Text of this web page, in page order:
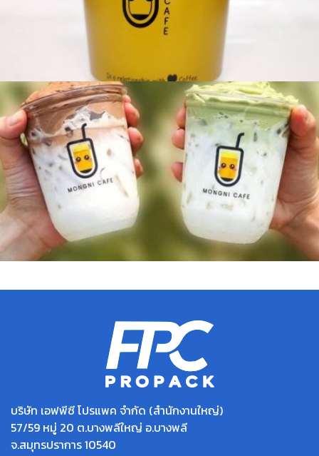
บริษัท เอฟพีซี โปรแพค จำกัด (สำนักงานใหญ่)
57/59 หมู่ 20 ต.บางพลีใหญ่ อ.บางพลี
จ.สมุทรปราการ 10540